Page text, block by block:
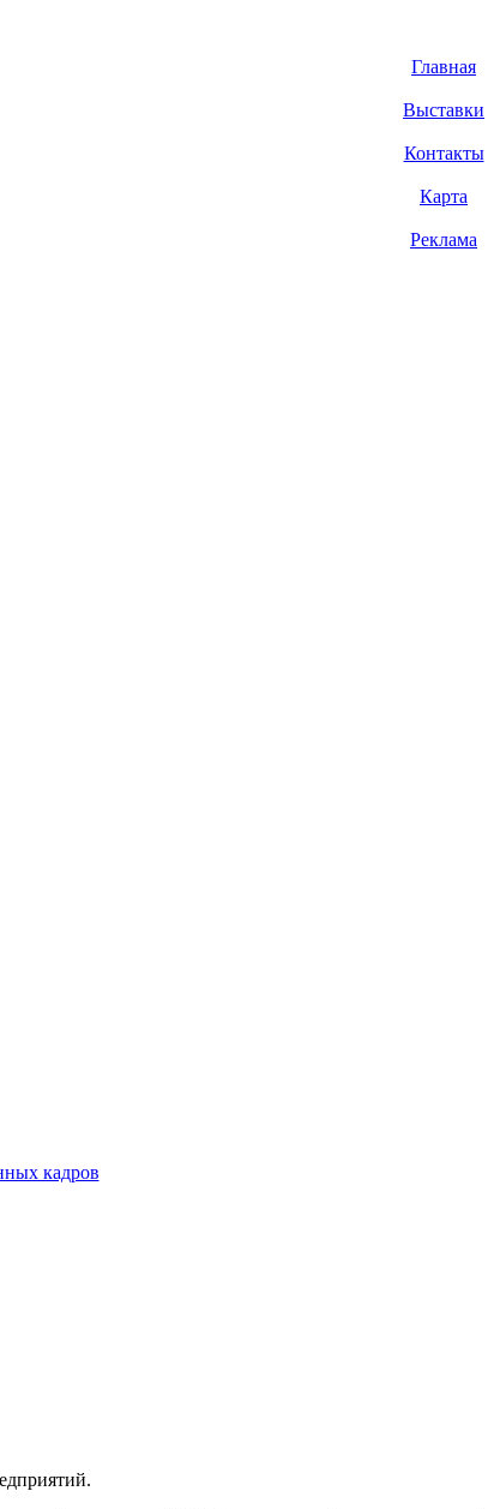
Главная
Выставки
Контакты
Карта
Реклама
кадров